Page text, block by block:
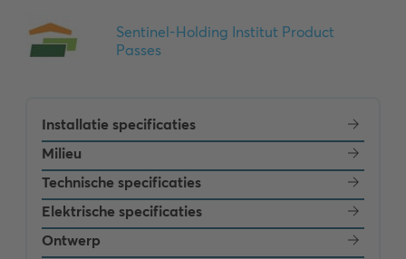
Installatie specificaties
Milieu
Technische specificaties
Elektrische specificaties
Ontwerp